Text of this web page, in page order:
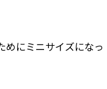
めにミニサイズになっ